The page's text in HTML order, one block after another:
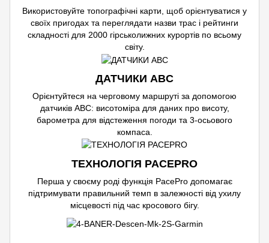
Використовуйте топографічні карти, щоб орієнтуватися у
своїх пригодах та переглядати назви трас і рейтинги
складності для 2000 гірськолижних курортів по всьому
світу.
ДАТЧИКИ ABC
Орієнтуйтеся на черговому маршруті за допомогою
датчиків ABC: висотоміра для даних про висоту,
барометра для відстеження погоди та 3-осьового
компаса.
ТЕХНОЛОГІЯ PACEPRO
Перша у своєму роді функція PacePro допомагає
підтримувати правильний темп в залежності від ухилу
місцевості під час кросового бігу.